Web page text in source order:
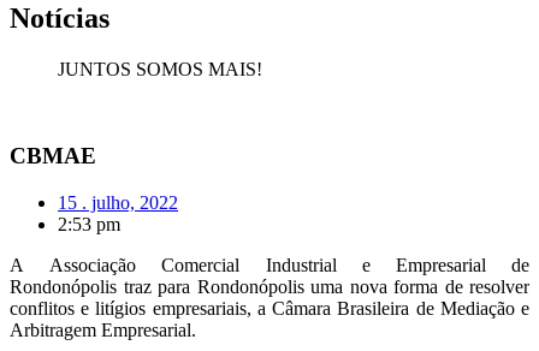
Notícias
JUNTOS SOMOS MAIS!
CBMAE
15 . julho, 2022
2:53 pm
A Associação Comercial Industrial e Empresarial de
Rondonópolis traz para Rondonópolis uma nova forma de resolver
conflitos e litígios empresariais, a Câmara Brasileira de Mediação e
Arbitragem Empresarial.